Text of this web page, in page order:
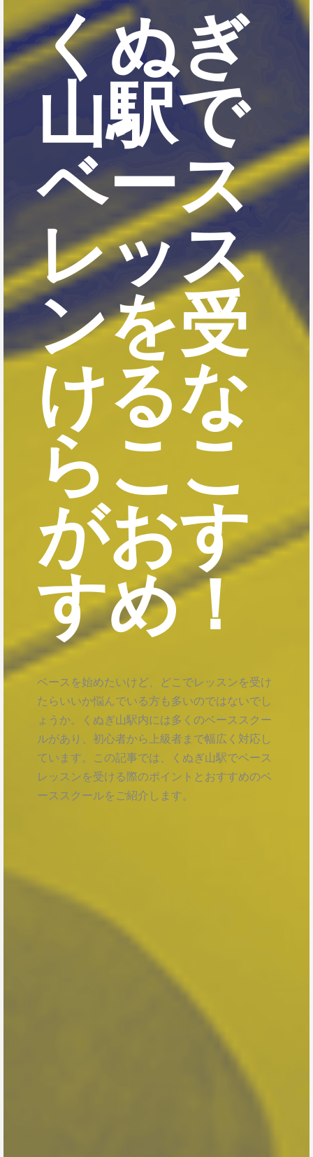
くぬぎ
山駅で
ベース
レッス
ンを受
けるな
らここ
がおす
すめ！
ベースを始めたいけど、どこでレッスンを受け
たらいいか悩んでいる方も多いのではないでし
ょうか。くぬぎ山駅内には多くのベーススクー
ルがあり、初心者から上級者まで幅広く対応し
ています。この記事では、くぬぎ山駅でベース
レッスンを受ける際のポイントとおすすめのベ
ーススクールをご紹介します。